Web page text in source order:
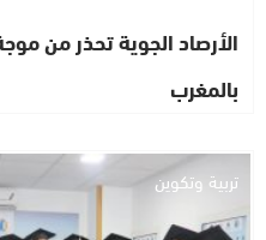
الأرصاد الجوية تحذر من
بالمغرب
تربية وتكوين